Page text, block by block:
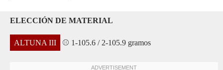
ELECCIÓN DE MATERIAL
ALTUNA III ⚾ 1-105.6 / 2-105.9 gramos